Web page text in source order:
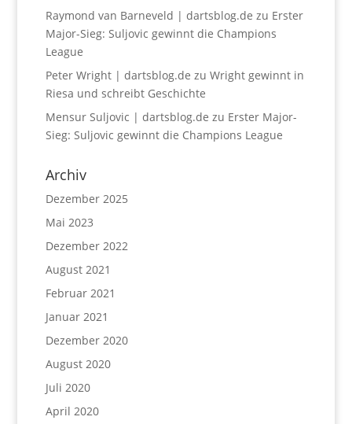
Raymond van Barneveld | dartsblog.de zu Erster
Major-Sieg: Suljovic gewinnt die Champions
League
Peter Wright | dartsblog.de zu Wright gewinnt in
Riesa und schreibt Geschichte
Mensur Suljovic | dartsblog.de zu Erster Major-
Sieg: Suljovic gewinnt die Champions League
Archiv
Dezember 2025
Mai 2023
Dezember 2022
August 2021
Februar 2021
Januar 2021
Dezember 2020
August 2020
Juli 2020
April 2020